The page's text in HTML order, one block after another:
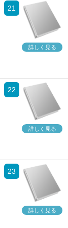
21
詳しく見る
22
詳しく見る
23
詳しく見る